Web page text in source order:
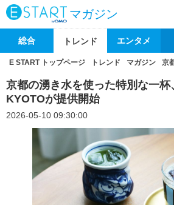
マガジン
総合 トレンド エンタメ
E START トップページ トレンド マガジン 京
京都の湧き水を使った特別な一
KYOTOが提供開始
2026-05-10 09:30:00